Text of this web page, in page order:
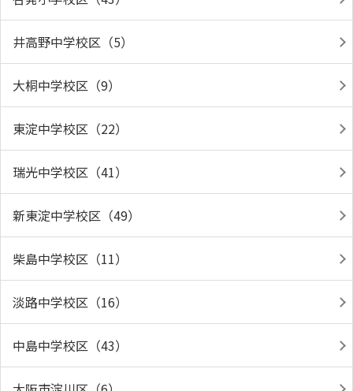
井高野中学校区（5）
大桐中学校区（9）
東淀中学校区（22）
瑞光中学校区（41）
新東淀中学校区（49）
柴島中学校区（11）
淡路中学校区（16）
中島中学校区（43）